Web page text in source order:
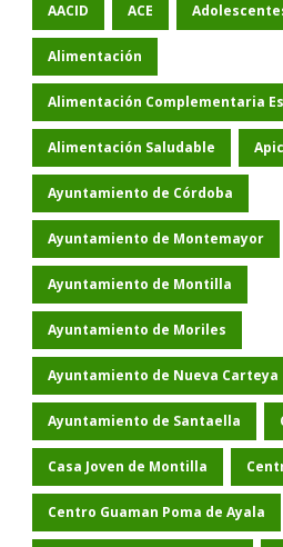
AACID ACE
Alimentación
Alimentación Complementaria
Alimentación Saludable
Ayuntamiento de Córdoba
Ayuntamiento de Montemayor
Ayuntamiento de Montilla
Ayuntamiento de Moriles
Ayuntamiento de Nueva Carteya
Ayuntamiento de Santaella
Casa Joven de Montilla
Centro Guaman Poma de Ayala